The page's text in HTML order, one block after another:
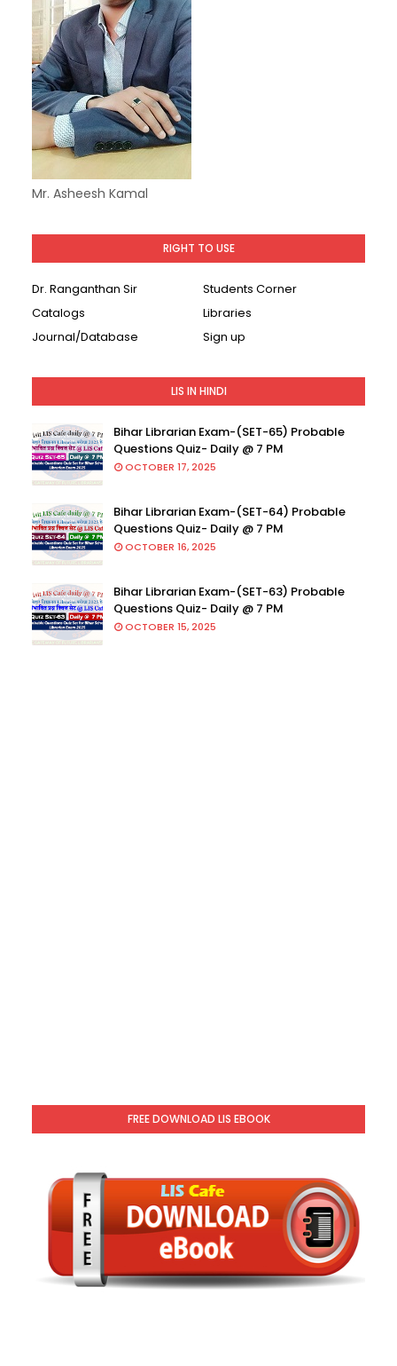
Mr. Asheesh Kamal
RIGHT TO USE
Dr. Ranganthan Sir
Students Corner
Catalogs
Libraries
Journal/Database
Sign up
LIS IN HINDI
Bihar Librarian Exam-(SET-65) Probable
Questions Quiz- Daily @ 7 PM
OCTOBER 17, 2025
Bihar Librarian Exam-(SET-64) Probable
Questions Quiz- Daily @ 7 PM
OCTOBER 16, 2025
Bihar Librarian Exam-(SET-63) Probable
Questions Quiz- Daily @ 7 PM
OCTOBER 15, 2025
FREE DOWNLOAD LIS EBOOK